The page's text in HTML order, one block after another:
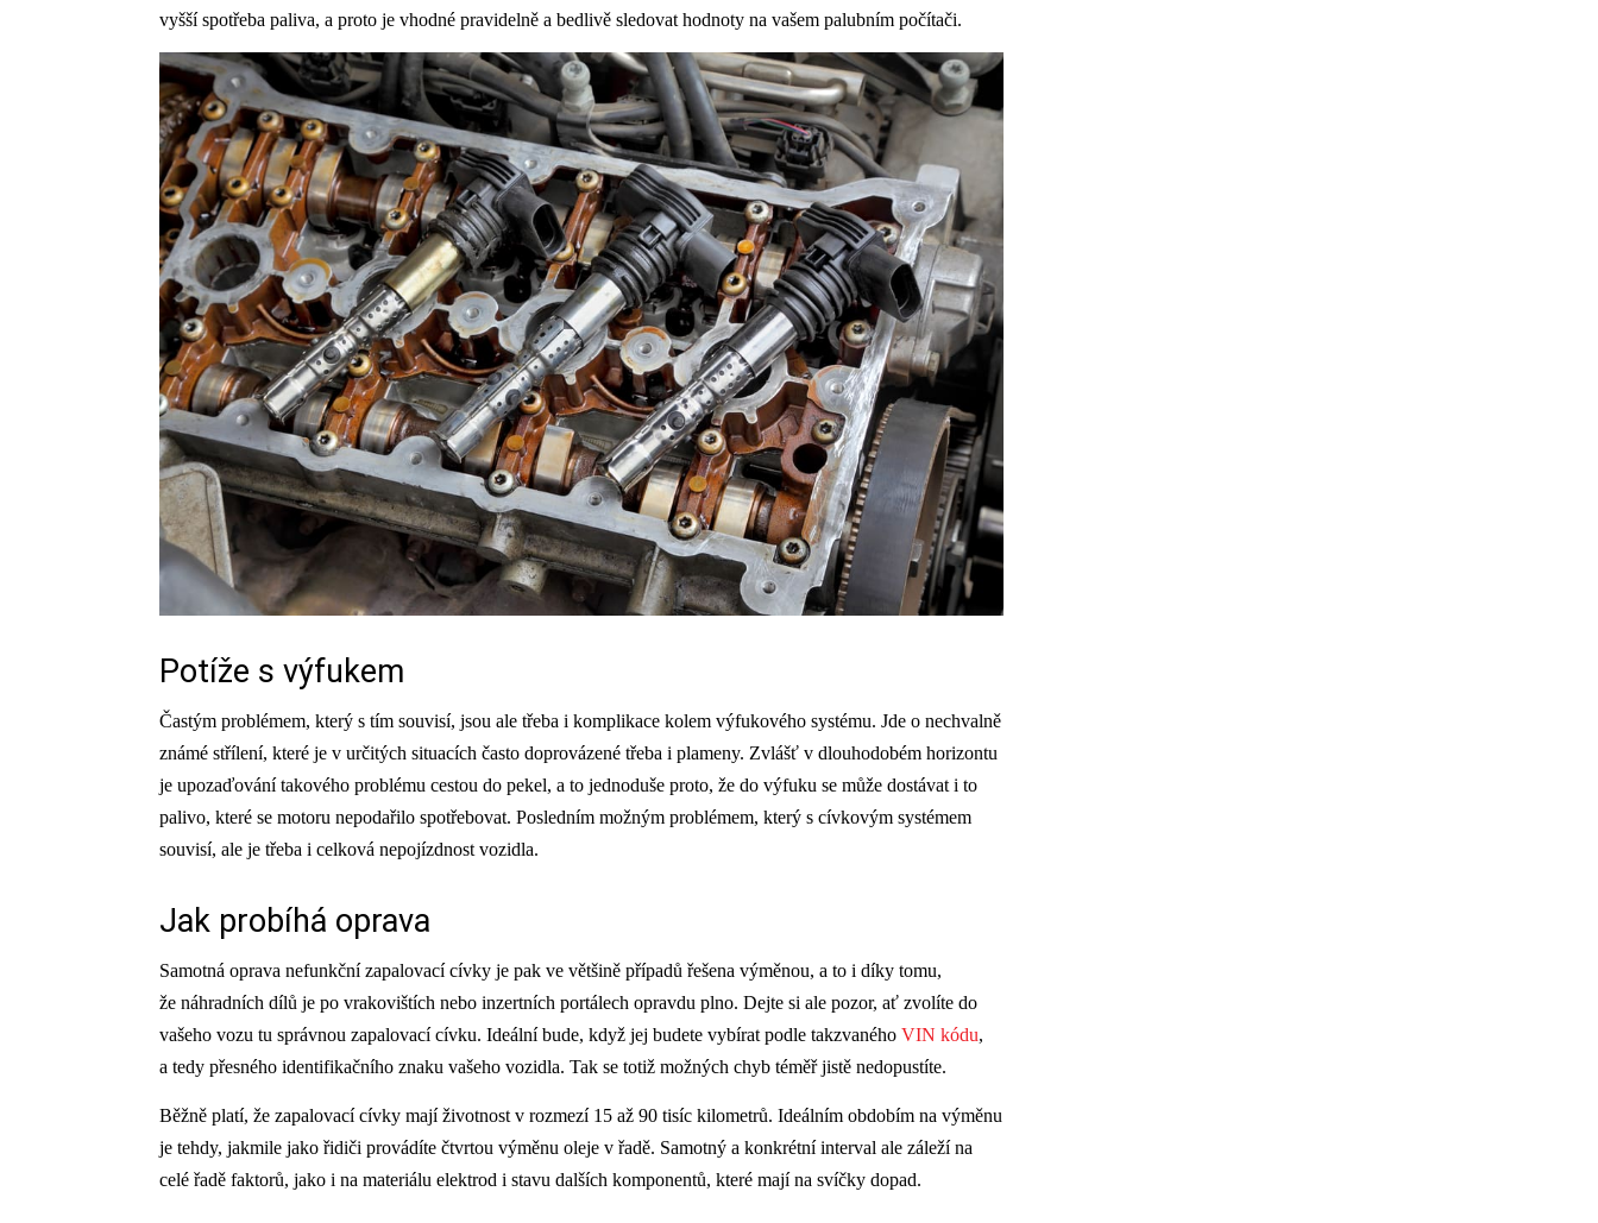
vyšší spotřeba paliva, a proto je vhodné pravidelně a bedlivě sledovat hodnoty na vašem palubním počítači.
Potíže s výfukem
Častým problémem, který s tím souvisí, jsou ale třeba i komplikace kolem výfukového systému. Jde o nechvalně
známé střílení, které je v určitých situacích často doprovázené třeba i plameny. Zvlášť v dlouhodobém horizontu
je upozaďování takového problému cestou do pekel, a to jednoduše proto, že do výfuku se může dostávat i to
palivo, které se motoru nepodařilo spotřebovat. Posledním možným problémem, který s cívkovým systémem
souvisí, ale je třeba i celková nepojízdnost vozidla.
Jak probíhá oprava
Samotná oprava nefunkční zapalovací cívky je pak ve většině případů řešena výměnou, a to i díky tomu,
že náhradních dílů je po vrakovištích nebo inzertních portálech opravdu plno. Dejte si ale pozor, ať zvolíte do
vašeho vozu tu správnou zapalovací cívku. Ideální bude, když jej budete vybírat podle takzvaného VIN kódu,
a tedy přesného identifikačního znaku vašeho vozidla. Tak se totiž možných chyb téměř jistě nedopustíte.
Běžně platí, že zapalovací cívky mají životnost v rozmezí 15 až 90 tisíc kilometrů. Ideálním obdobím na výměnu
je tehdy, jakmile jako řidiči provádíte čtvrtou výměnu oleje v řadě. Samotný a konkrétní interval ale záleží na
celé řadě faktorů, jako i na materiálu elektrod i stavu dalších komponentů, které mají na svíčky dopad.